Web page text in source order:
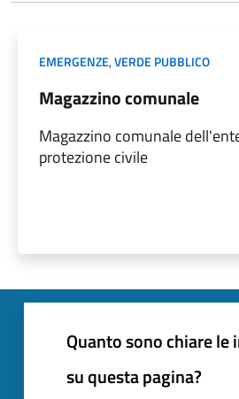
EMERGENZE,VERDE PUBBLICO
Magazzino comunale
Magazzino comunale
protezione civile
Quanto sono chiare
su questa pagina?